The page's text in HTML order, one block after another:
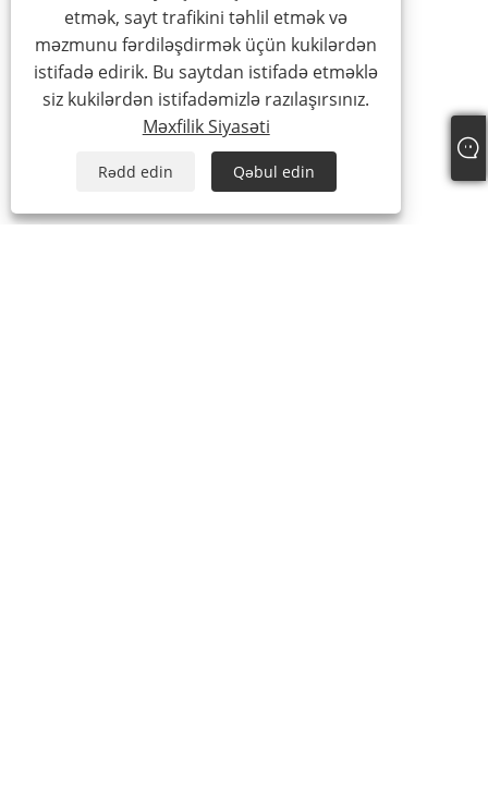
etmək, sayt trafikini təhlil etmək və
məzmunu fərdiləşdirmək üçün kukilərdən
istifadə edirik. Bu saytdan istifadə etməklə
siz kukilərdən istifadəmizlə razılaşırsınız.
Məxfilik Siyasəti
Rədd edin Qəbul edin